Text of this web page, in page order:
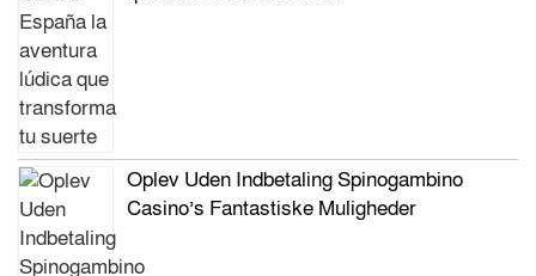
Oplev Uden Indbetaling Spinogambino
Casino’s Fantastiske Muligheder